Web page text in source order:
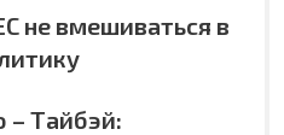
не вмешиваться в
– Тайбэй: